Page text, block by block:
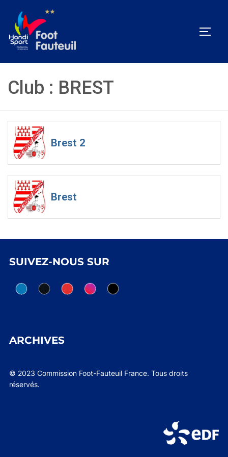
contenu
Club : BREST
Brest 2
Brest
SUIVEZ-NOUS SUR
ARCHIVES
© 2023 Commission Foot-Fauteuil France. Tous droits
réservés.